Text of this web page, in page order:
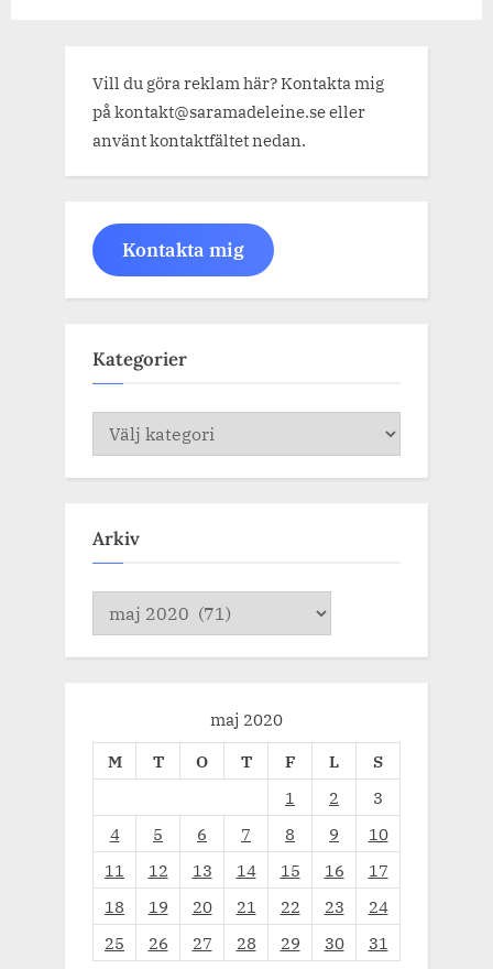
Vill du göra reklam här? Kontakta mig
på kontakt@saramadeleine.se eller
använt kontaktfältet nedan.
Kontakta mig
Kategorier
Kategorier
Arkiv
maj 2020
M
T O T F L
S
1
2
3
4
5 6 7 8 9
10
11
12 13 14 15 16
17
18
19 20 21 22 23
24
25
26 27 28 29 30
31